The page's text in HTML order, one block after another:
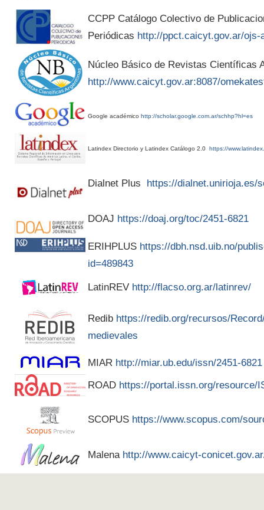
CCPP Catálogo Colectivo de
Periódicas http://ppct.caicyt.gov.ar/ojs-
Núcleo Básico de Revistas Científicas
http://www.caicyt.gov.ar:8087/
Google académico http://scholar.google.com.ar/schhp?hl=es
Latindex Directorio y Latindex Catálogo 2.0 https://
Dialnet Plus https://dialnet.unirioja.es/
DOAJ https://doaj.org/toc/2451-6821
ERIHPLUS https://dbh.nsd.uib.no/
id=489843
LatinREV http://flacso.org.ar/latinrev/
Redib https://redib.org/recursos/
medievales
MIAR http://miar.ub.edu/issn/2451-6821
ROAD https://portal.issn.org/resource/
SCOPUS https://www.scopus.com/
Malena http://www.caicyt-